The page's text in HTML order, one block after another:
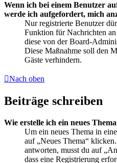
Wenn ich bei einem Benutzer
werde ich aufgefordert, mich
Nur registrierte Benutzer
Funktion für Nachrichten
diese von der Board-
Diese Maßnahme soll den
Gäste verhindern.
Nach oben
Beiträge schreiben
Wie erstelle ich ein neues
Um ein neues Thema in
auf „Neues Thema“
antworten, musst du auf
dass eine Registrierung